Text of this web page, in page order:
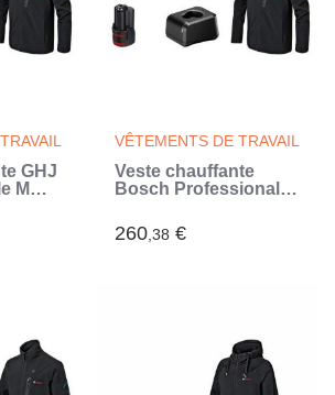
GHJ
M
VÊTEMENTS DE TRAVAIL
Veste chauffante
Bosch Professional
2XL avec batterie 12V
- 06188000G1 (Noir)
260,38 €